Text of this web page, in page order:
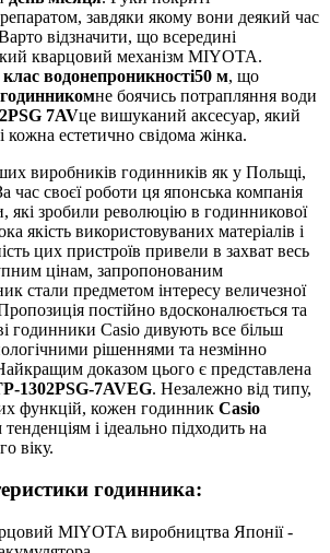
завдяки якому вони деякий час
відзначити, що всередині
кварцовий механізм MIYOTA.
клас водонепроникності50 м, що
не боячись потрапляння води
7AVце вишуканий аксесуар, який
кожна естетично свідома жінка.
виробників годинників як у Польщі,
час своєї роботи ця японська компанія
які зробили революцію в годинникової
якість використовуваних матеріалів і
цих пристроїв привели в захват весь
цінам, запропонованим
стали предметом інтересу величезної
постійно вдосконалюється та
годинники Casio дивують все більш
рішеннями та незмінно
доказом цього є представлена
1302PSG-7AVEG. Незалежно від типу,
функцій, кожен годинник Casio
і ідеально підходить на
віку.
годинника:
MIYOTA виробництва Японії -